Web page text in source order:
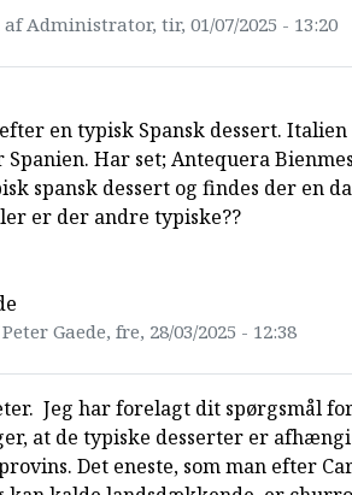
Administrator, tir, 01/07/2025 - 13:20
en typisk Spansk dessert.
Spanien. Har set; Antequera
spansk dessert og findes der en
er der andre typiske??
Gaede, fre, 28/03/2025 - 12:38
Jeg har forelagt dit spørgsmål
at de typiske desserter er
Det eneste, som man efter